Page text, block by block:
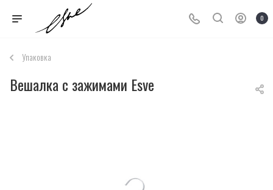
0
Упаковка
Вешалка с зажимами Esve